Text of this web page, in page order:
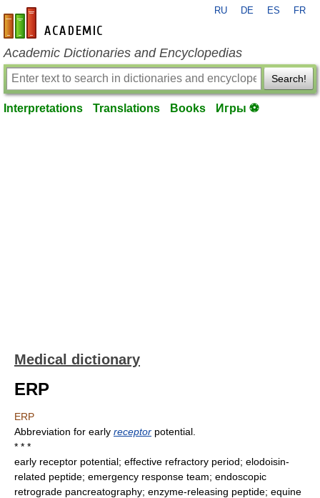
en-academic.com
RU DE ES FR
Academic Dictionaries and Encyclopedias
Search!
Interpretations Translations Books Игры ⚽
Medical dictionary
ERP
ERP
Abbreviation for early receptor potential.
* * *
early receptor potential; effective refractory period; elodoisin-
related peptide; emergency response team; endoscopic
retrograde pancreatography; enzyme-releasing peptide; equine